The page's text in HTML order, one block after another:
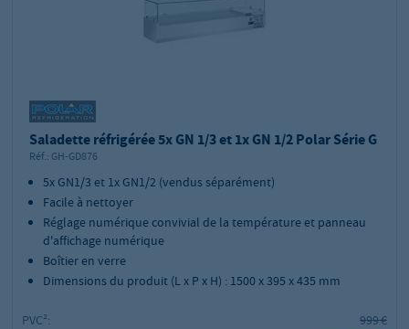
Saladette réfrigérée 5x GN 1/3 et 1x GN 1/2 Polar Série G
Réf.: GH-GD876
5x GN1/3 et 1x GN1/2 (vendus séparément)
Facile à nettoyer
Réglage numérique convivial de la température et panneau
d'affichage numérique
Boîtier en verre
Dimensions du produit (L x P x H) : 1500 x 395 x 435 mm
PVC²:
999 €